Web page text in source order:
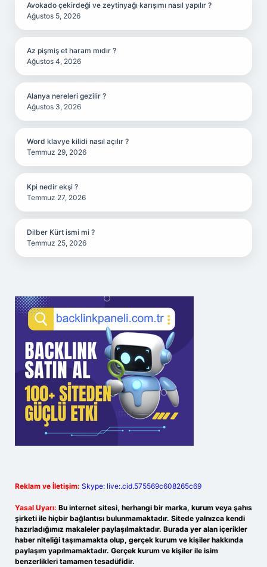
Avokado çekirdeği ve zeytinyağı karışımı nasıl yapılır ?
Ağustos 5, 2026
Az pişmiş et haram mıdır ?
Ağustos 4, 2026
Alanya nereleri gezilir ?
Ağustos 3, 2026
Word klavye kilidi nasıl açılır ?
Temmuz 29, 2026
Kpi nedir ekşi ?
Temmuz 27, 2026
Dilber Kürt ismi mi ?
Temmuz 25, 2026
Reklam ve İletişim: Skype: live:.cid.575569c608265c69
Yasal Uyarı: Bu internet sitesi, herhangi bir marka, kurum veya şahıs
şirketi ile hiçbir bağlantısı bulunmamaktadır. Sitede yalnızca kendi
hazırladığımız makaleler paylaşılmaktadır. Burada yer alan içerikler
haber niteliği taşımamakta olup, gerçek kurum ve kişiler hakkında
paylaşım yapılmamaktadır. Gerçek kurum ve kişiler ile isim
benzerlikleri tamamen tesadüfidir.